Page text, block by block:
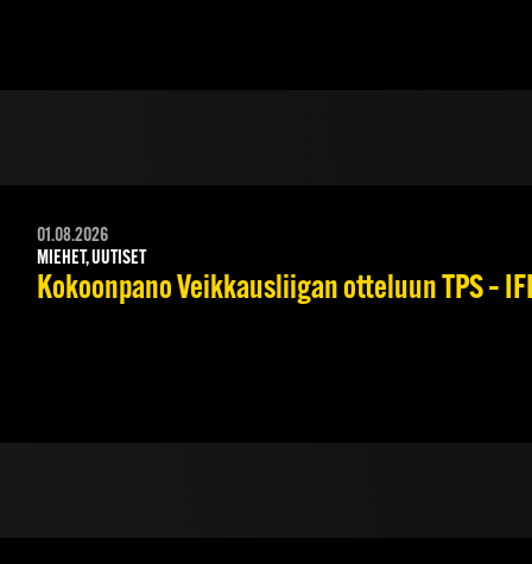
01.08.2026
MIEHET, UUTISET
Kokoonpano Veikkausliigan otteluun TPS –